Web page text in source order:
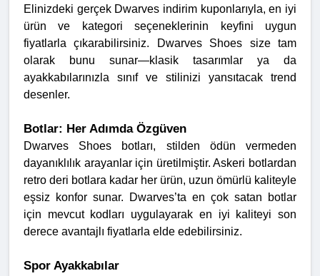
Elinizdeki gerçek Dwarves indirim kuponlarıyla, en iyi
ürün ve kategori seçeneklerinin keyfini uygun
fiyatlarla çıkarabilirsiniz. Dwarves Shoes size tam
olarak bunu sunar—klasik tasarımlar ya da
ayakkabılarınızla sınıf ve stilinizi yansıtacak trend
desenler.
Botlar: Her Adımda Özgüven
Dwarves Shoes botları, stilden ödün vermeden
dayanıklılık arayanlar için üretilmiştir. Askeri botlardan
retro deri botlara kadar her ürün, uzun ömürlü kaliteyle
eşsiz konfor sunar. Dwarves’ta en çok satan botlar
için mevcut kodları uygulayarak en iyi kaliteyi son
derece avantajlı fiyatlarla elde edebilirsiniz.
Spor Ayakkabılar